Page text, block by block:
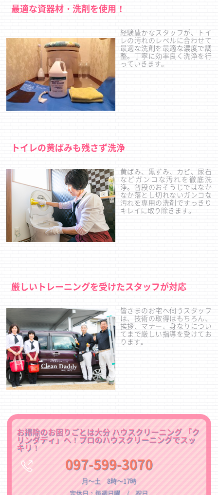
最適な資器材・洗剤を使用！
経験豊かなスタッフが、トイ
レの汚れのレベルに合わせて
最適な洗剤を最適な濃度で調
整。丁寧に効率良く洗浄を行
っていきます。
トイレの黄ばみも残さず洗浄
黄ばみ、黒ずみ、カビ、尿石
などガンコな汚れを徹底洗
浄。普段のおそうじではなか
なか落とし切れないガンコな
汚れを専用の洗剤ですっきり
キレイに取り除きます。
厳しいトレーニングを受けたスタッフが対応
皆さまのお宅へ伺うスタッフ
は、技術の取得はもちろん、
挨拶、マナー、身なりについ
てまで厳しい指導を受けてお
ります。
お掃除のお困りごとは大分 ハウスクリーニング 「ク
リンダディ」へ！プロのハウスクリーニングでスッ
キリ！
097-599-3070
月〜土 8時〜17時
定休日：毎週日曜 / 祝日